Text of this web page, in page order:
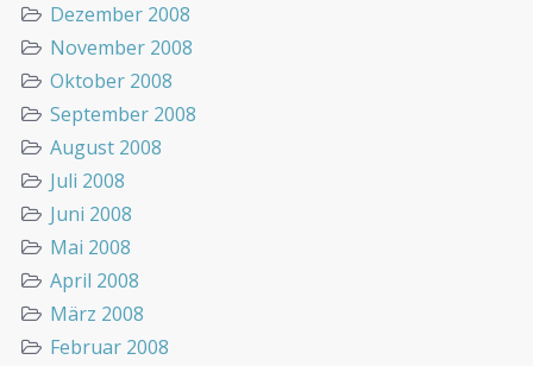
Dezember 2008
November 2008
Oktober 2008
September 2008
August 2008
Juli 2008
Juni 2008
Mai 2008
April 2008
März 2008
Februar 2008